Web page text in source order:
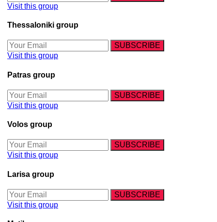
Visit this group
Thessaloniki group
Visit this group
Patras group
Visit this group
Volos group
Visit this group
Larisa group
Visit this group